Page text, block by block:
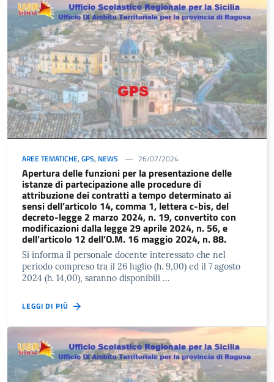
AREE TEMATICHE, GPS, NEWS 26/07/2024
Apertura delle funzioni per la presentazione delle
istanze di partecipazione alle procedure di
attribuzione dei contratti a tempo determinato ai
sensi dell’articolo 14, comma 1, lettera c-bis, del
decreto-legge 2 marzo 2024, n. 19, convertito con
modificazioni dalla legge 29 aprile 2024, n. 56, e
dell’articolo 12 dell’O.M. 16 maggio 2024, n. 88.
Si informa il personale docente interessato che nel
periodo compreso tra il 26 luglio (h. 9,00) ed il 7 agosto
2024 (h. 14,00), saranno disponibili …
LEGGI DI PIÙ